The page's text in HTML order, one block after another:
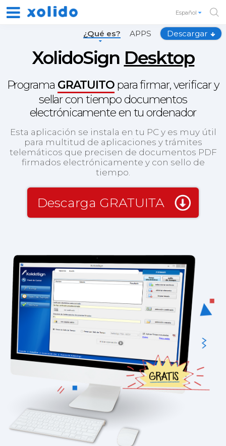
Español
¿Qué es? APPS Descargar
XolidoSign Desktop
Programa GRATUITOpara firmar, verificar y
sellar con tiempo documentos
electrónicamente en tu ordenador
Esta aplicación se instala en tu PC y es muy útil
para multitud de aplicaciones y trámites
telemáticos que precisen de documentos PDF
firmados electrónicamente y con sello de
tiempo.
Descarga GRATUITA